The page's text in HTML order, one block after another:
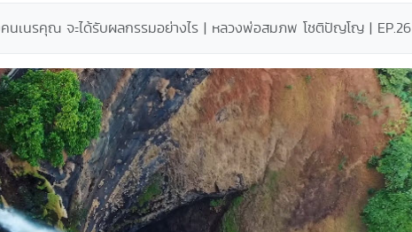
นเนรคุณ จะได้รับผลกรรมอย่างไร | หลวงพ่อสมภพ โชติปัญโญ | EP.26